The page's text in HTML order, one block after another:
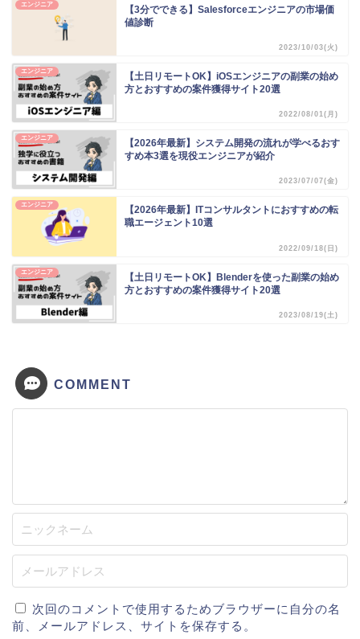
エンジニア
【3分でできる】Salesforceエンジニアの市場価
値診断
2023/10/03(火)
エンジニア
【土日リモートOK】iOSエンジニアの副業の始め
方とおすすめの案件獲得サイト20選
2022/08/01(月)
エンジニア
【2026年最新】システム開発の流れが学べるおす
すめ本3選を現役エンジニアが紹介
2023/07/07(金)
エンジニア
【2026年最新】ITコンサルタントにおすすめの転
職エージェント10選
2022/09/18(日)
エンジニア
【土日リモートOK】Blenderを使った副業の始め
方とおすすめの案件獲得サイト20選
2023/08/19(土)
COMMENT
次回のコメントで使用するためブラウザーに自分の名
前、メールアドレス、サイトを保存する。